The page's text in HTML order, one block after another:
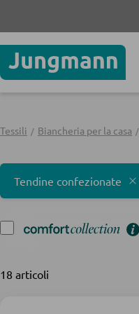
Tessili Biancheria per la casa
Tendine confezionate
18 articoli